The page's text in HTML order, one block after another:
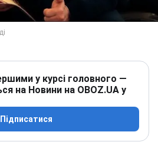
у курсі головного —
на Новини на OBOZ.UA у
Підписатися